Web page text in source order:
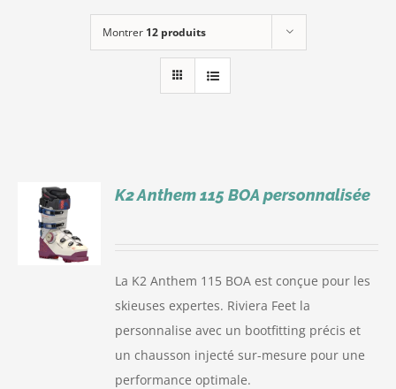
Montrer 12 produits
K2 Anthem 115 BOA personnalisée
La K2 Anthem 115 BOA est conçue pour les
skieuses expertes. Riviera Feet la
personnalise avec un bootfitting précis et
un chausson injecté sur-mesure pour une
performance optimale.